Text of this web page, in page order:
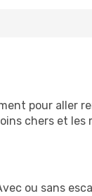
pour aller
chers et
ou sans